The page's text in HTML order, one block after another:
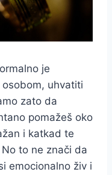
je
uhvatiti
zato da
pomažeš oko
i katkad te
to ne znači da
emocionalno živ i